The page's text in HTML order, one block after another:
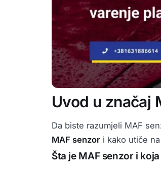
Uvod u značaj
Da biste razumjeli MAF
MAF senzor i kako utiče
Šta je MAF senzor i